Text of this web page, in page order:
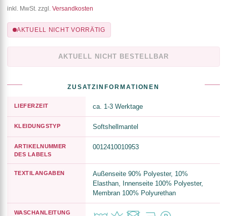
inkl. MwSt. zzgl. Versandkosten
AKTUELL NICHT VORRÄTIG
AKTUELL NICHT BESTELLBAR
ZUSATZINFORMATIONEN
LIEFERZEIT ca. 1-3 Werktage
KLEIDUNGSTYP Softshellmantel
ARTIKELNUMMER
DES LABELS
0012410010953
TEXTILANGABEN
Außenseite 90% Polyester, 10%
Elasthan, Innenseite 100% Polyester,
Membran 100% Polyurethan
WASCHANLEITUNG